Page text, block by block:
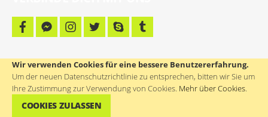
Wir verwenden Cookies für eine bessere Benutzererfahrung.
Um der neuen Datenschutzrichtlinie zu entsprechen, bitten wir Sie um
Ihre Zustimmung zur Verwendung von Cookies. Mehr über Cookies.
COOKIES ZULASSEN
f
a
e
b
o
o
k
f
a
e
b
o
o
k
-
m
i
n
t
a
g
r
a
m
t
w
t
t
e
r
s
k
p
e
t
u
b
l
r
FIRMENINFO
Adresse:
MINK, Katarina Hlede s.p.